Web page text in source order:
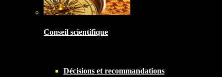
Conseil scientifique
Décisions et recommandations